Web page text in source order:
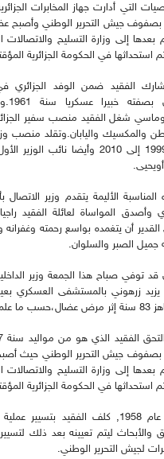
التي أدارت جهاز المخابرات
بصفوف جيش التحرير الوطني وأصبح
بعدها إلى وزارة التسليح والاتصالات
استحداثها في الحكومة الجزائرية
الفقيد ضمن الوفد الجزائري
شغل الفقيد منصب سفير
والمكسيك واليابان.وتقلد منصب
بين 1999 إلى 2010 وأيضا نائب
المناسبة الأليمة يتقدم وزير الاتصال
وأصدق المواساة لعائلة الفقيد
القدير أن يتغمده بواسع رحمته وغفرانه
جميل الصبر والسلوان.
قد توفي صباح هذا الجمعة وزير
يزيد زرهوني بالمستشفى العسكري
لدى أقاربه.
بصفوف جيش التحرير الوطني حيث
بعدها إلى وزارة التسليح والاتصالات
استحداثها في الحكومة الجزائرية
وفي عام 1958, كلف الفقيد بتسيير
والأبحاث ليتم تعيينه بعد ذلك
لجيش التحرير الوطني.